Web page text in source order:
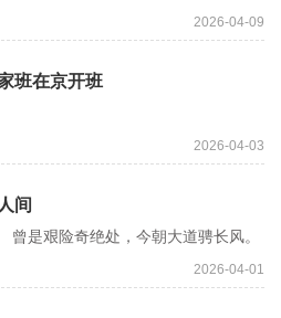
2026-04-09
班在京开班
2026-04-03
间
是艰险奇绝处，今朝大道骋长风。
2026-04-01